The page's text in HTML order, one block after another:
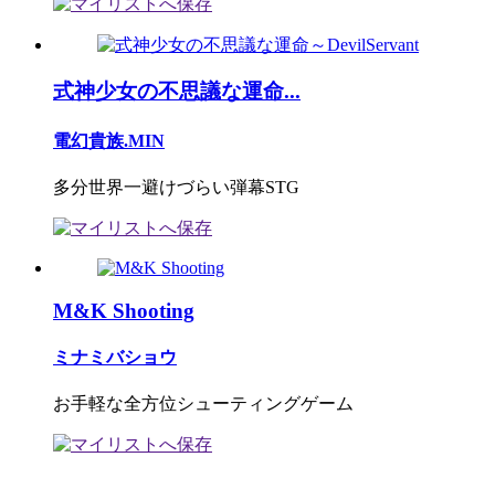
式神少女の不思議な運命...
電幻貴族.MIN
多分世界一避けづらい弾幕STG
M&K Shooting
ミナミバショウ
お手軽な全方位シューティングゲーム